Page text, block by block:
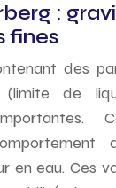
:
fines
des
(limite de
en eau. Ces